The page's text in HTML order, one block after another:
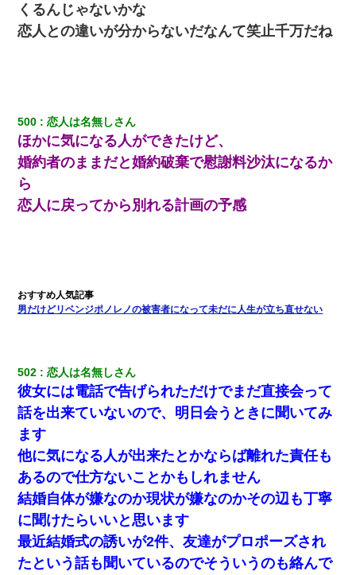
体中に赤い蕁麻疹みたいなのができて、皮膚科にいったら「ジベ
ル薔薇色ひこう疹」という症状だと言われた
嫁が弁護士を連れてきて「悪いと思うなら慰謝料を払って離婚し
ろ」→ 俺「完全に恐喝になってますね」「お前、これが詐欺だっ
て知ってる？」
ナンパにほいほい付いていった私、地獄に落ちる
小2の頃、妹と昼寝してたら家が火事になってて気づくと逃げ場が
なかった。妹を抱き締めて「ﾀﾋんじゃうよ」って泣いてたら…
【まぬけ】夫「離婚だ！」私「わかった。で？」夫「慰謝料
だ！」私「いいけど弁護士通して。私も請求する」夫「」
中途採用のAが部長から呼び出された。Aはヘラヘラと部屋に入っ
ていき、1時間後に号泣しながら出てきて…
私は家が貧しくて、手に職をつけようと看護師になった。だけど
卒業を控えた年の1月末、車にひかれて看護師になれなくなった。
私（23）冗談のつもりで上司（27）に胸を揉ませた結果・・・
くるんじゃないかな
恋人との違いが分からないだなんて笑止千万だね
500 恋人は名無しさん
ほかに気になる人ができたけど、
婚約者のままだと婚約破棄で慰謝料沙汰になるか
ら
恋人に戻ってから別れる計画の予感
男だけどリベンジポノレノの被害者になって未だに人生が立ち直せない
502 恋人は名無しさん
彼女には電話で告げられただけでまだ直接会って
話を出来ていないので、明日会うときに聞いてみ
ます
他に気になる人が出来たとかならば離れた責任も
あるので仕方ないことかもしれません
結婚自体が嫌なのか現状が嫌なのかその辺も丁寧
に聞けたらいいと思います
最近結婚式の誘いが2件、友達がプロポーズされ
たという話も聞いているのでそういうのも絡んで